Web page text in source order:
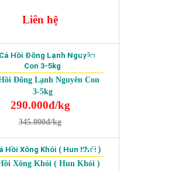
Liên hệ
Đông Lạnh Nguyên Con
3-5kg
290.000đ/kg
345.000đ/kg
-16%
Xông Khói ( Hun Khói )
-10%